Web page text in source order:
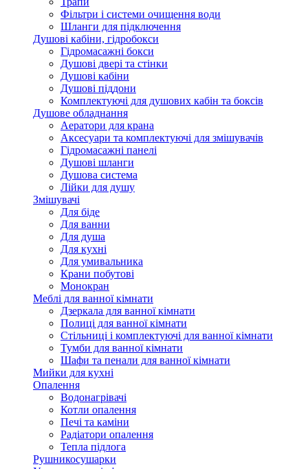
Фільтри і системи очищення води
Шланги для підключення
Душові кабіни, гідробокси
Гідромасажні бокси
Душові двері та стінки
Душові кабіни
Душові піддони
Комплектуючі для душових кабін та боксів
Душове обладнання
Аератори для крана
Аксесуари та комплектуючі для змішувачів
Гідромасажні панелі
Душові шланги
Душова система
Лійки для душу
Змішувачі
Для біде
Для ванни
Для душа
Для кухні
Для умивальника
Крани побутові
Монокран
Меблі для ванної кімнати
Дзеркала для ванної кімнати
Полиці для ванної кімнати
Стільниці і комплектуючі для ванної кімнати
Тумби для ванної кімнати
Шафи та пенали для ванної кімнати
Мийки для кухні
Опалення
Водонагрівачі
Котли опалення
Печі та каміни
Радіатори опалення
Тепла підлога
Рушникосушарки